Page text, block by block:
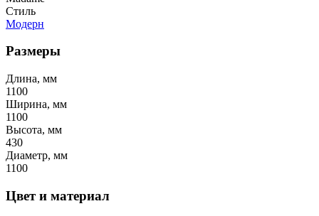
Стиль
Модерн
Размеры
Длина, мм
1100
Ширина, мм
1100
Высота, мм
430
Диаметр, мм
1100
Цвет и материал